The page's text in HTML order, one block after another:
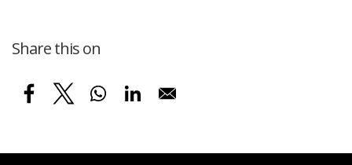
Share this on